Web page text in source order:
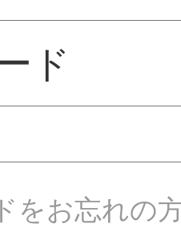
ド
をお忘れの